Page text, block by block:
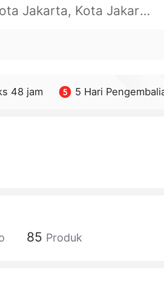
Daerah Khusus Ibukota Jakarta, Kota Jakarta Barat, Cengkareng, yy
48 jam 5 Hari
85 Produk